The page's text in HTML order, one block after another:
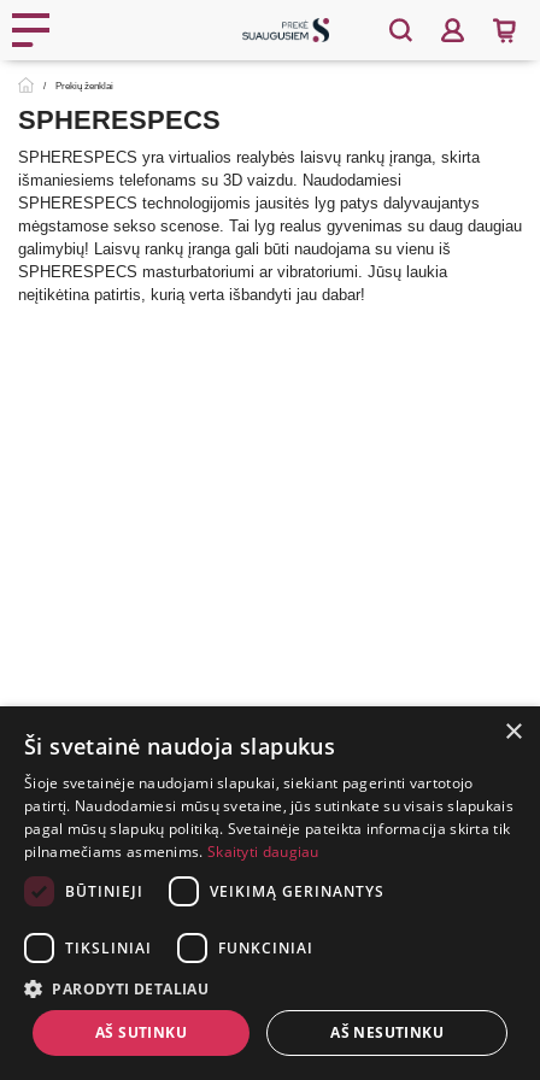
Prekių ženklai
SPHERESPECS
SPHERESPECS yra virtualios realybės laisvų rankų įranga, skirta
išmaniesiems telefonams su 3D vaizdu. Naudodamiesi
SPHERESPECS technologijomis jausitės lyg patys dalyvaujantys
mėgstamose sekso scenose. Tai lyg realus gyvenimas su daug daugiau
galimybių! Laisvų rankų įranga gali būti naudojama su vienu iš
SPHERESPECS masturbatoriumi ar vibratoriumi. Jūsų laukia
neįtikėtina patirtis, kurią verta išbandyti jau dabar!
GYVENIMAS
TRUMPAS.
PATIRK
NUOTYKĮ.
+370 650 88860
P. Lukšio g. 2, Vilnius ("Sigma" teritorija)
×
Ši svetainė naudoja slapukus
Šioje svetainėje naudojami slapukai, siekiant pagerinti vartotojo
patirtį. Naudodamiesi mūsų svetaine, jūs sutinkate su visais slapukais
pagal mūsų slapukų politiką. Svetainėje pateikta informacija skirta tik
pilnamečiams asmenims. Skaityti daugiau
BŪTINIEJI
VEIKIMĄ GERINANTYS
TIKSLINIAI FUNKCINIAI
PARODYTI DETALIAU
AŠ SUTINKU AŠ NESUTINKU